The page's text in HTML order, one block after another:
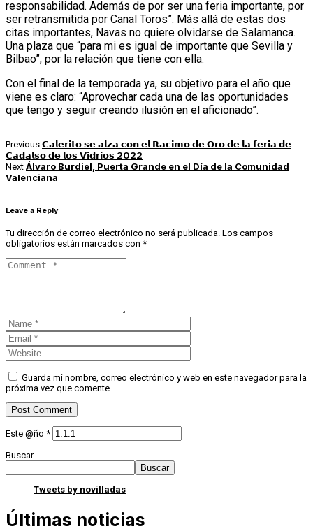
responsabilidad. Además de por ser una feria importante, por
ser retransmitida por Canal Toros”. Más allá de estas dos
citas importantes, Navas no quiere olvidarse de Salamanca.
Una plaza que “para mi es igual de importante que Sevilla y
Bilbao”, por la relación que tiene con ella.
Con el final de la temporada ya, su objetivo para el año que
viene es claro: “Aprovechar cada una de las oportunidades
que tengo y seguir creando ilusión en el aficionado”.
Previous 𝗖𝗮𝗹𝗲𝗿𝗶𝘁𝗼 𝘀𝗲 𝗮𝗹𝘇𝗮 𝗰𝗼𝗻 𝗲𝗹 𝗥𝗮𝗰𝗶𝗺𝗼 𝗱𝗲 𝗢𝗿𝗼 𝗱𝗲 𝗹𝗮 𝗳𝗲𝗿𝗶𝗮 𝗱𝗲
𝗖𝗮𝗱𝗮𝗹𝘀𝗼 𝗱𝗲 𝗹𝗼𝘀 𝗩𝗶𝗱𝗿𝗶𝗼𝘀 2022
Next Álvaro Burdiel, Puerta Grande en el Día de la Comunidad
Valenciana
Leave a Reply
Tu dirección de correo electrónico no será publicada. Los campos
obligatorios están marcados con *
Guarda mi nombre, correo electrónico y web en este navegador para la
próxima vez que comente.
Este @ño *
Buscar
Buscar
Tweets by novilladas
Últimas noticias